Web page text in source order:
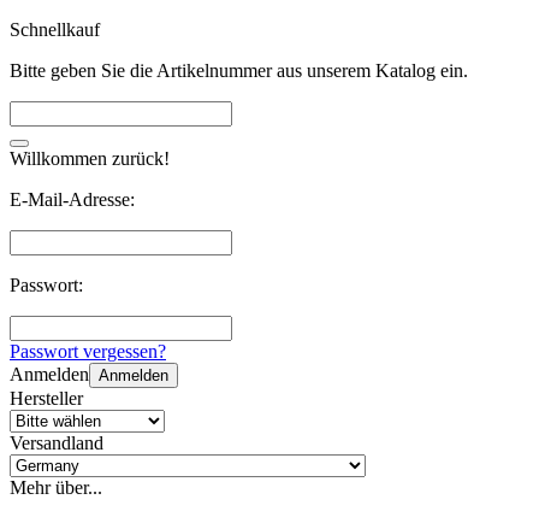
Schnellkauf
Bitte geben Sie die Artikelnummer aus unserem Katalog ein.
Willkommen zurück!
E-Mail-Adresse:
Passwort:
Passwort vergessen?
Anmelden Anmelden
Hersteller
Versandland
Mehr über...